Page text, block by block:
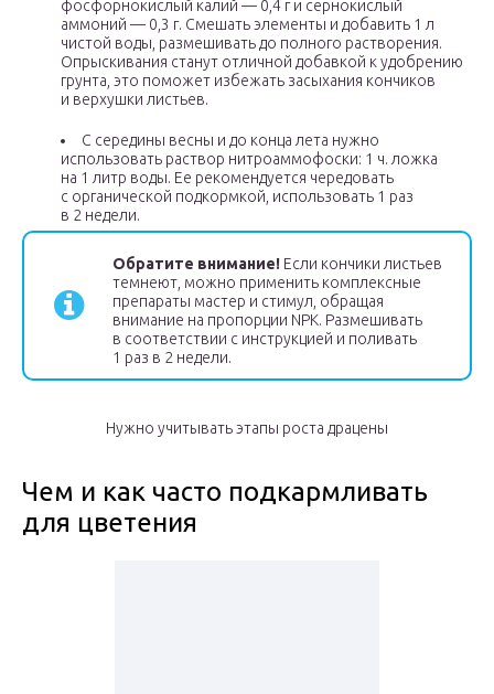
фосфорнокислый калий — 0,4 г и сернокислый
аммоний — 0,3 г. Смешать элементы и добавить 1 л
чистой воды, размешивать до полного растворения.
Опрыскивания станут отличной добавкой к удобрению
грунта, это поможет избежать засыхания кончиков
и верхушки листьев.
С середины весны и до конца лета нужно
использовать раствор нитроаммофоски: 1 ч. ложка
на 1 литр воды. Ее рекомендуется чередовать
с органической подкормкой, использовать 1 раз
в 2 недели.
Обратите внимание! Если кончики листьев
темнеют, можно применить комплексные
препараты мастер и стимул, обращая
внимание на пропорции NPK. Размешивать
в соответствии с инструкцией и поливать
1 раз в 2 недели.
Нужно учитывать этапы роста драцены
Чем и как часто подкармливать
для цветения